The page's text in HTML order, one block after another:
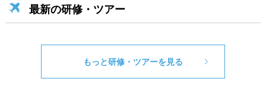
最新の研修・ツアー
もっと研修・ツアーを見る